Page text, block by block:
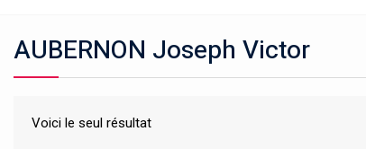
AUBERNON Joseph Victor
Voici le seul résultat